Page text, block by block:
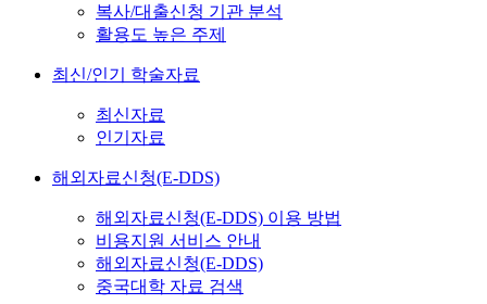
복사/대출신청 기관 분석
활용도 높은 주제
최신/인기 학술자료
최신자료
인기자료
해외자료신청(E-DDS)
해외자료신청(E-DDS) 이용 방법
비용지원 서비스 안내
해외자료신청(E-DDS)
중국대학 자료 검색